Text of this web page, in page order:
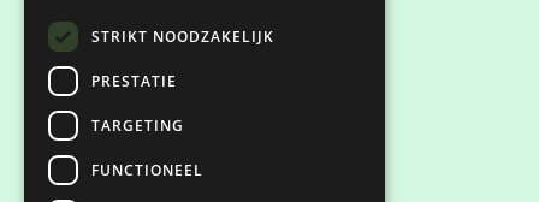
STRIKT NOODZAKELIJK
PRESTATIE
TARGETING
FUNCTIONEEL